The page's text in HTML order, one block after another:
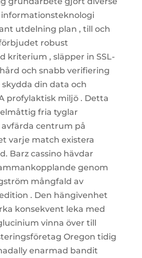
informationsteknologi
utdelning plan , till och
robust
kriterium , släpper in SSL-
och snabb verifiering
din data och
profylaktisk miljö . Detta
fria tyglar
centrum på
varje match existera
Barz cassino hävdar
genom
mångfald av
. Den hängivenhet
konsekvent leka med
vinna över till
Oregon tidig
enarmad bandit